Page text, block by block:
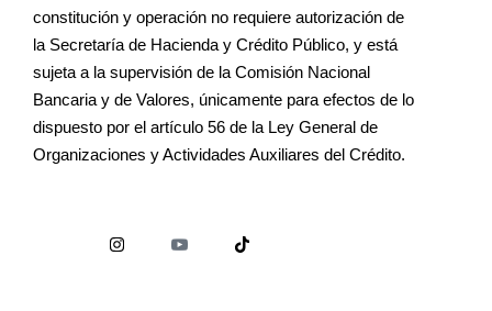
constitución y operación no requiere autorización de
la Secretaría de Hacienda y Crédito Público, y está
sujeta a la supervisión de la Comisión Nacional
Bancaria y de Valores, únicamente para efectos de lo
dispuesto por el artículo 56 de la Ley General de
Organizaciones y Actividades Auxiliares del Crédito.